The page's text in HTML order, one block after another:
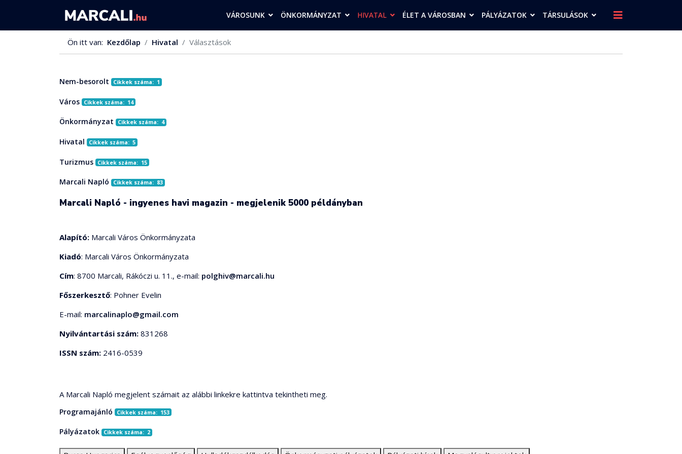
VÁROSUNK ÖNKORMÁNYZAT HIVATAL ÉLET A VÁROSBAN PÁLYÁZATOK TÁRSULÁSOK
Ön itt van: Kezdőlap Hivatal Választások
Nem-besorolt Cikkek száma: 1
Város Cikkek száma: 14
Önkormányzat Cikkek száma: 4
Hivatal Cikkek száma: 5
Turizmus Cikkek száma: 15
Marcali Napló Cikkek száma: 83
Marcali Napló - ingyenes havi magazin - megjelenik 5000 példányban
Alapító: Marcali Város Önkormányzata
Kiadó: Marcali Város Önkormányzata
Cím: 8700 Marcali, Rákóczi u. 11., e-mail: polghiv@marcali.hu
Főszerkesztő: Pohner Evelin
E-mail: marcalinaplo@gmail.com
Nyilvántartási szám: 831268
ISSN szám: 2416-0539
A Marcali Napló megjelent számait az alábbi linkekre kattintva tekintheti meg.
Programajánló Cikkek száma: 153
Pályázatok Cikkek száma: 2